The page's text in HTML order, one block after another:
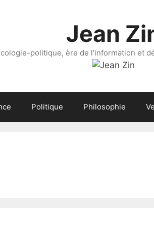
Jean
politique, ère de l'information et
Politique Philosophie